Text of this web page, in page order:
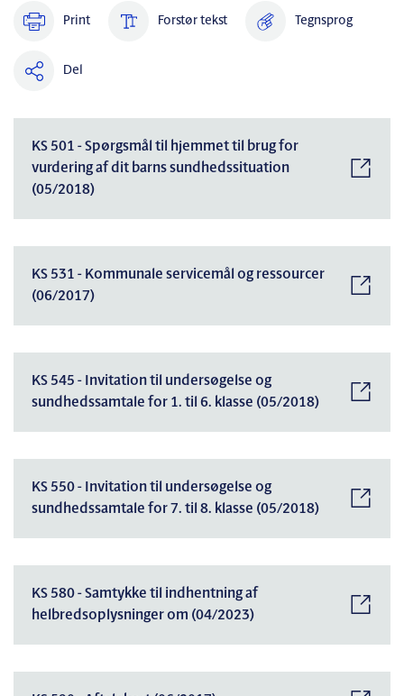
Print Forstør tekst Tegnsprog
Del
KS 501 - Spørgsmål til hjemmet til brug for
vurdering af dit barns sundhedssituation
(05/2018)
KS 531 - Kommunale servicemål og ressourcer
(06/2017)
KS 545 - Invitation til undersøgelse og
sundhedssamtale for 1. til 6. klasse (05/2018)
KS 550 - Invitation til undersøgelse og
sundhedssamtale for 7. til 8. klasse (05/2018)
KS 580 - Samtykke til indhentning af
helbredsoplysninger om (04/2023)